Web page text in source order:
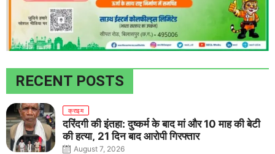
RECENT POSTS
क्राइम
दरिंदगी की इंतहा: दुष्कर्म के बाद मां और 10 माह की बेटी
की हत्या, 21 दिन बाद आरोपी गिरफ्तार
August 7, 2026